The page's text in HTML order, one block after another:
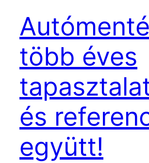
több éves
és
együtt!